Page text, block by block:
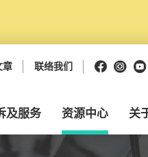
章 联络我们
及服务 资源中心 关